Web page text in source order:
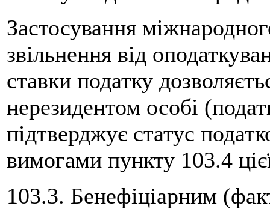
Застосування
звільнення від
ставки податку
нерезидентом особі
підтверджує статус
вимогами пункту 103.4
103.3. Бенефіціарним